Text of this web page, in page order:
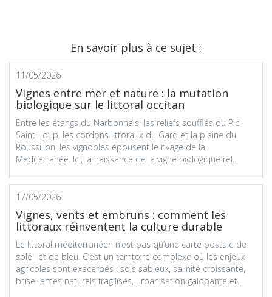
En savoir plus à ce sujet :
11/05/2026
Vignes entre mer et nature : la mutation
biologique sur le littoral occitan
Entre les étangs du Narbonnais, les reliefs soufflés du Pic
Saint-Loup, les cordons littoraux du Gard et la plaine du
Roussillon, les vignobles épousent le rivage de la
Méditerranée. Ici, la naissance de la vigne biologique rel...
17/05/2026
Vignes, vents et embruns : comment les
littoraux réinventent la culture durable
Le littoral méditerranéen n’est pas qu’une carte postale de
soleil et de bleu. C’est un territoire complexe où les enjeux
agricoles sont exacerbés : sols sableux, salinité croissante,
brise-lames naturels fragilisés, urbanisation galopante et...